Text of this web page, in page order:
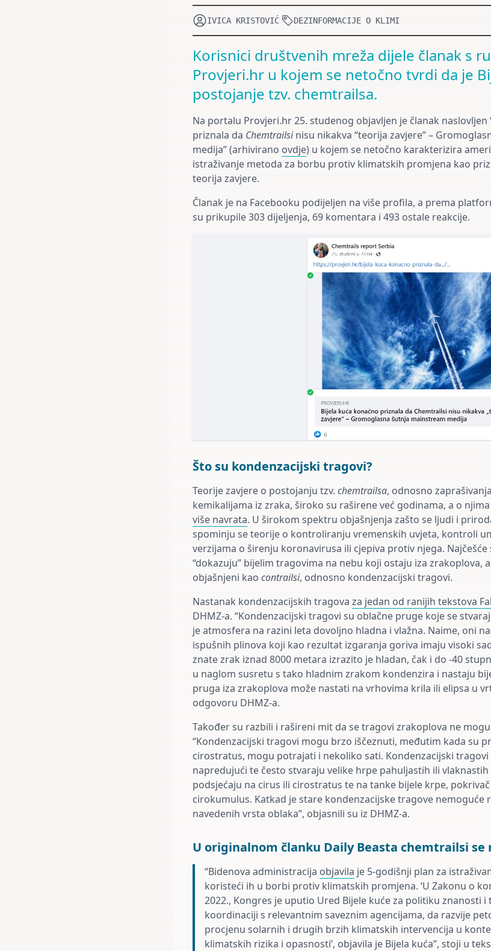
IVICA KRISTOVIĆ DEZINFORMACIJE O KLIMI
Korisnici društvenih mreža dijele članak s
Provjeri.hr u kojem se netočno tvrdi da je
postojanje tzv. chemtrailsa.
Na portalu Provjeri.hr 25. studenog objavljen je članak naslovljen
priznala da Chemtrailsinisu nikakva “teorija zavjere” –
medija” (arhivirano ovdje) u kojem se netočno karakterizira
istraživanje metoda za borbu protiv klimatskih promjena kao
teorija zavjere.
Članak je na Facebooku podijeljen na više profila, a prema
su prikupile 303 dijeljenja, 69 komentara i 493 ostale reakcije.
Što su kondenzacijski tragovi?
Teorije zavjere o postojanju tzv. chemtrailsa, odnosno
kemikalijama iz zraka, široko su raširene već godinama, a o
više navrata. U širokom spektru objašnjenja zašto se ljudi i
spominju se teorije o kontroliranju vremenskih uvjeta, kontroli
verzijama o širenju koronavirusa ili cjepiva protiv njega. Najčešće
“dokazuju” bijelim tragovima na nebu koji ostaju iza zrakoplova,
objašnjeni kao contrailsi, odnosno kondenzacijski tragovi.
Nastanak kondenzacijskih tragova za jedan od ranijih tekstova
DHMZ-a. “Kondenzacijski tragovi su oblačne pruge koje se
je atmosfera na razini leta dovoljno hladna i vlažna. Naime, oni
ispušnih plinova koji kao rezultat izgaranja goriva imaju visoki
znate zrak iznad 8000 metara izrazito je hladan, čak i do -40
u naglom susretu s tako hladnim zrakom kondenzira i nastaju
pruga iza zrakoplova može nastati na vrhovima krila ili elipsa u
odgovoru DHMZ-a.
Također su razbili i rašireni mit da se tragovi zrakoplova ne
“Kondenzacijski tragovi mogu brzo iščeznuti, međutim kada su
cirostratus, mogu potrajati i nekoliko sati. Kondenzacijski
napredujući te često stvaraju velike hrpe pahuljastih ili
podsjećaju na cirus ili cirostratus te na tanke bijele krpe,
cirokumulus. Katkad je stare kondenzacijske tragove nemoguće
navedenih vrsta oblaka”, objasnili su iz DHMZ-a.
U originalnom članku Daily Beasta chemtrailsi se
“Bidenova administracija objavila je 5-godišnji plan za
koristeći ih u borbi protiv klimatskih promjena. ‘U Zakonu o
2022., Kongres je uputio Ured Bijele kuće za politiku znanosti i
koordinaciji s relevantnim saveznim agencijama, da razvije
procjenu solarnih i drugih brzih klimatskih intervencija u
klimatskih rizika i opasnosti’, objavila je Bijela kuća”, stoji u